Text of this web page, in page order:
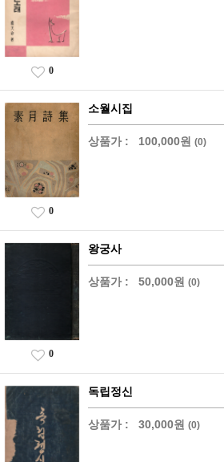
0
소월시집
상품가 : 100,000원 (0)
0
왕궁사
상품가 : 50,000원 (0)
0
독립정신
상품가 : 30,000원 (0)